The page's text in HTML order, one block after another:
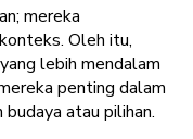
mereka
Oleh itu,
lebih mendalam
penting dalam
atau pilihan.